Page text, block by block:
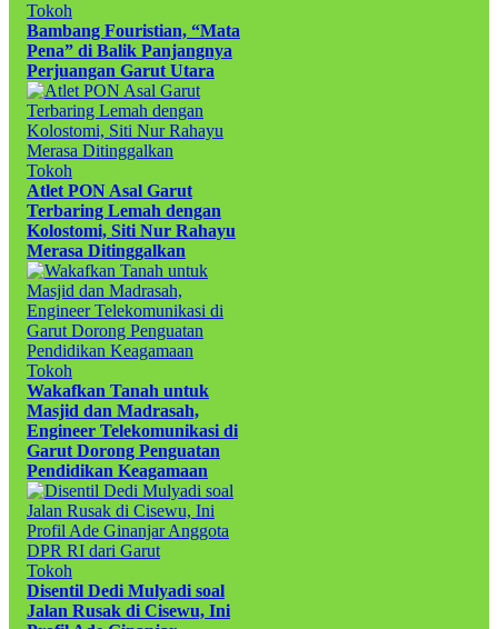
Tokoh
Bambang Fouristian, “Mata
Pena” di Balik Panjangnya
Perjuangan Garut Utara
Tokoh
Atlet PON Asal Garut
Terbaring Lemah dengan
Kolostomi, Siti Nur Rahayu
Merasa Ditinggalkan
Tokoh
Wakafkan Tanah untuk
Masjid dan Madrasah,
Engineer Telekomunikasi di
Garut Dorong Penguatan
Pendidikan Keagamaan
Tokoh
Disentil Dedi Mulyadi soal
Jalan Rusak di Cisewu, Ini